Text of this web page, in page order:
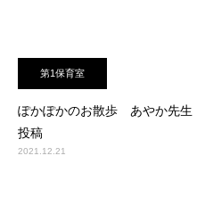
第1保育室
ぽかぽかのお散歩 あやか先生
投稿
2021.12.21